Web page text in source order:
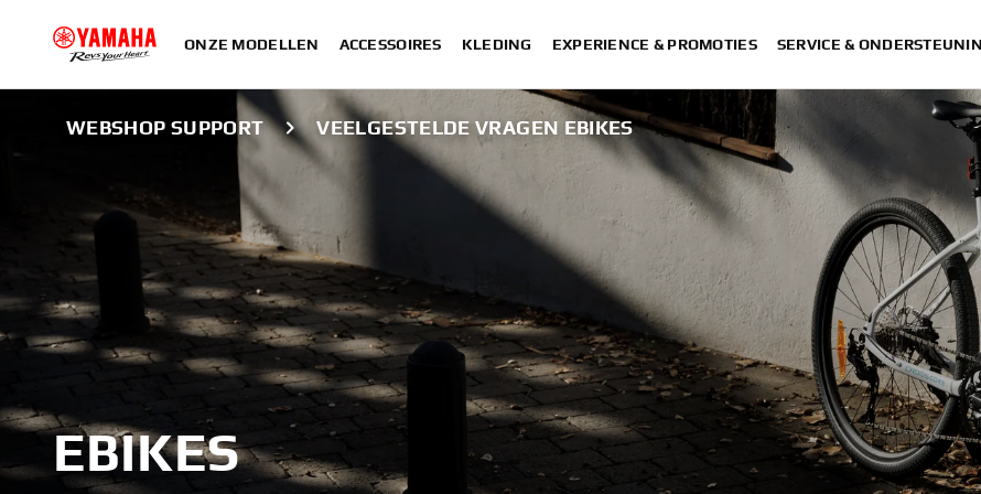
ONZE MODELLEN ACCESSOIRES KLEDING EXPERIENCE & PROMOTIES SERVICE &
WEBSHOP SUPPORT VEELGESTELDE VRAGEN EBIKES
EBIKES